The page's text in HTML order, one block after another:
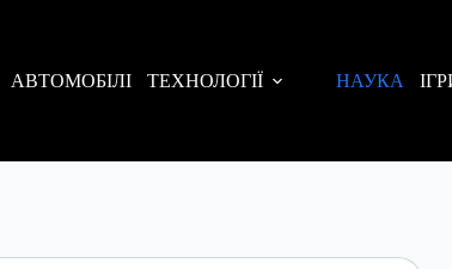
АВТОМОБІЛІ ТЕХНОЛОГІЇ НАУКА